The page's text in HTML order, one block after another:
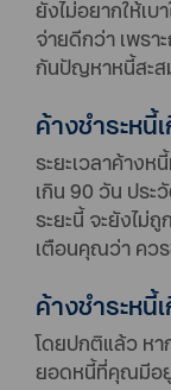
ยังไม่อยากให้เบ
จ่ายดีกว่า เพรา
กันปัญหาหนี้สะส
ค้างชำระหนี้
ระยะเวลาค้าง
เกิน 90 วัน ประ
ระยะนี้ จะยังไ
เตือนคุณว่า ควร
ค้างชำระหนี้
โดยปกติแล้ว หา
ยอดหนี้ที่คุณมีอยู่